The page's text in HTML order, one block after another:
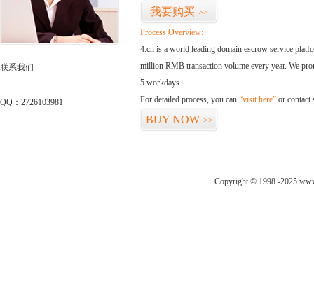
联系我们
QQ：2726103981
我要购买 >>
Process Overview:
4.cn is a world leading domain escrow service
million RMB transaction volume every year. We
5 workdays.
For detailed process, you can “visit here” or contact
BUY NOW >>
Copyright © 1998 -2025